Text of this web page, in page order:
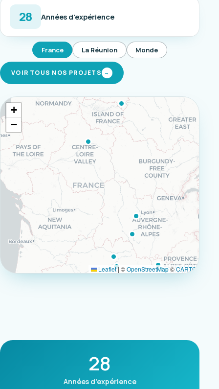
28 Années d'expérience
France La Réunion Monde
VOIR TOUS NOS PROJETS →
+
−
Leaflet| ©OpenStreetMap©CARTO
28
Années d'expérience